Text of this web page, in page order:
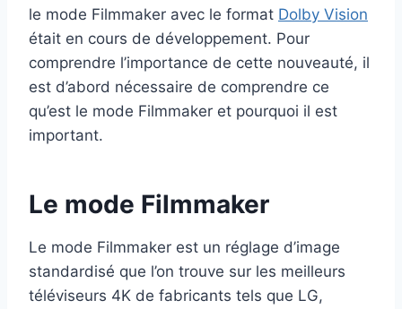
le mode Filmmaker avec le format Dolby Vision
était en cours de développement. Pour
comprendre l’importance de cette nouveauté, il
est d’abord nécessaire de comprendre ce
qu’est le mode Filmmaker et pourquoi il est
important.
Le mode Filmmaker
Le mode Filmmaker est un réglage d’image
standardisé que l’on trouve sur les meilleurs
téléviseurs 4K de fabricants tels que LG,